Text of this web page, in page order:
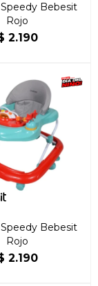
Bebesit
Rojo
2.190
Bebesit
Rojo
2.190